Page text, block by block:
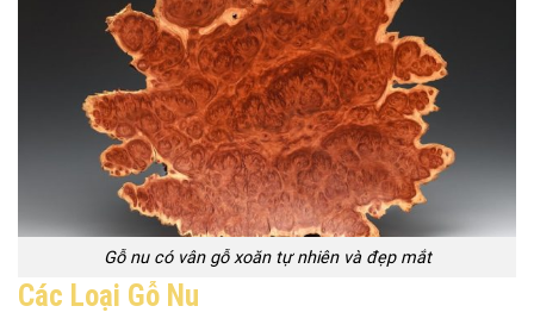
Gỗ nu có vân gỗ xoăn tự nhiên và đẹp mắt
Các Loại Gỗ Nu